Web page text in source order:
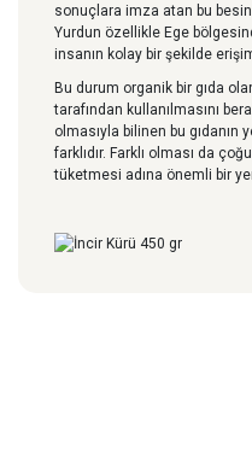
sonuçlara imza atan bu
Yurdun özellikle Ege
insanın kolay bir şekilde
Bu durum organik bir gıda
tarafından kullanılmasını
olmasıyla bilinen bu
farklıdır. Farklı olması da
tüketmesi adına önemli bir